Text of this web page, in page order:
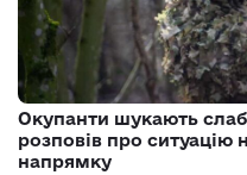
Окупанти шукають
розповів про ситуацію
напрямку